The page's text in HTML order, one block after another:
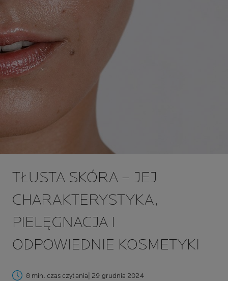
TŁUSTA SKÓRA – JEJ
CHARAKTERYSTYKA,
PIELĘGNACJA I
ODPOWIEDNIE KOSMETYKI
8 min. czas czytania | 29 grudnia 2024